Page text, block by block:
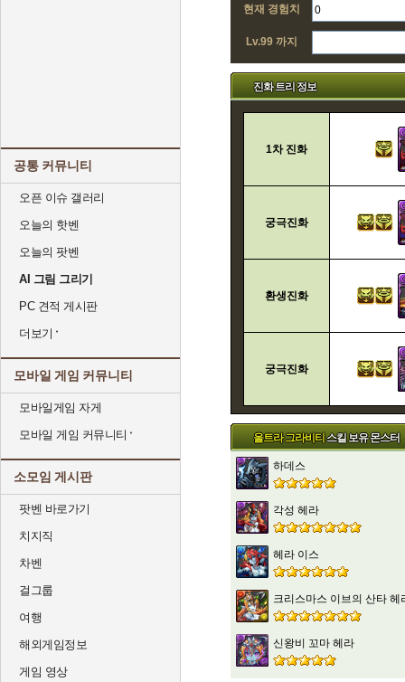
공통 커뮤니티
오픈 이슈 갤러리
오늘의 핫벤
오늘의 팟벤
AI 그림 그리기
PC 견적 게시판
더보기
모바일 게임 커뮤니티
모바일게임 자게
모바일 게임 커뮤니티
소모임 게시판
팟벤 바로가기
치지직
차벤
걸그룹
여행
해외게임정보
게임 영상
현재 경험치
Lv.99 까지
진화 트리 정보
1차 진화
궁극진화
환생진화
궁극진화
울트라 그라비티 스킬 보유 몬스터
하데스
각성 헤라
헤라 이스
크리스마스 이브의 산타 헤
신왕비 꼬마 헤라